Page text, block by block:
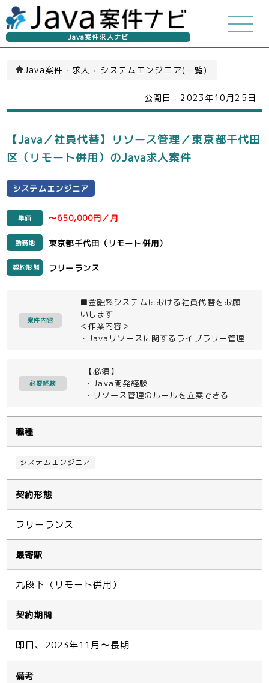
Java案件求人ナビ
Java案件・求人 › システムエンジニア(一覧)
公開日： 2023年10月25日
【Java／社員代替】リソース管理／東京都千代田
区（リモート併用）のJava求人案件
システムエンジニア
単価 〜650,000円／月
勤務地 東京都千代田（リモート併用）
契約形態 フリーランス
案件内容
■金融系システムにおける社員代替をお願
いします
＜作業内容＞
・Javaリソースに関するライブラリー管理
必要経験
【必須】
・Java開発経験
・リソース管理のルールを立案できる
職種
システムエンジニア
契約形態
フリーランス
最寄駅
九段下（リモート併用）
契約期間
即日、2023年11月〜長期
備考